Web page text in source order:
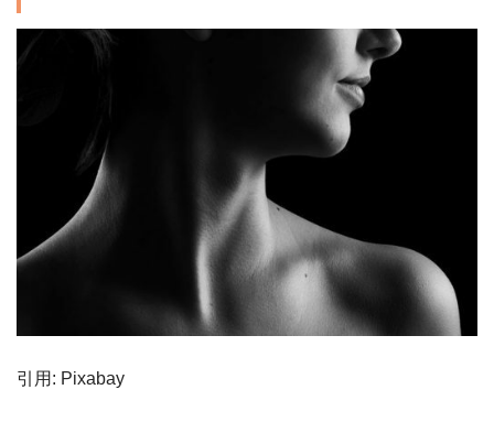
引用: Pixabay